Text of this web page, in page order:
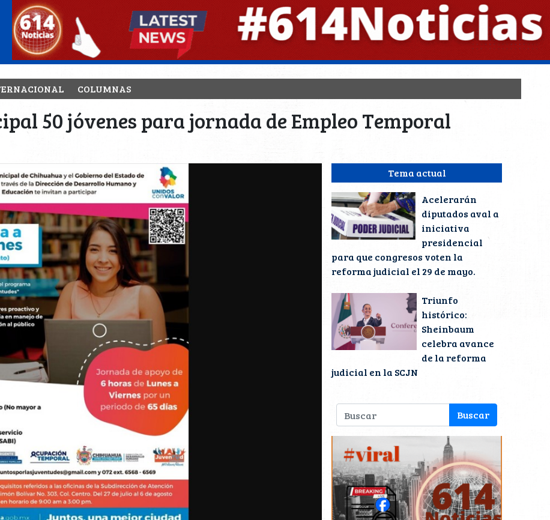
COLUMNAS
50 jóvenes para jornada de Empleo Temporal
Tema actual
Acelerarán
diputados aval a
iniciativa
presidencial
para que congresos voten la
reforma judicial el 29 de mayo.
Triunfo
histórico:
Sheinbaum
celebra avance
de la reforma
judicial en la SCJN